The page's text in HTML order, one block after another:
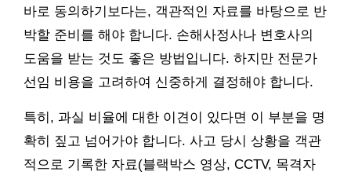
바로 동의하기보다는, 객관적인 자료를 바탕으로 반
박할 준비를 해야 합니다. 손해사정사나 변호사의
도움을 받는 것도 좋은 방법입니다. 하지만 전문가
선임 비용을 고려하여 신중하게 결정해야 합니다.
특히, 과실 비율에 대한 이견이 있다면 이 부분을 명
확히 짚고 넘어가야 합니다. 사고 당시 상황을 객관
적으로 기록한 자료(블랙박스 영상, CCTV, 목격자